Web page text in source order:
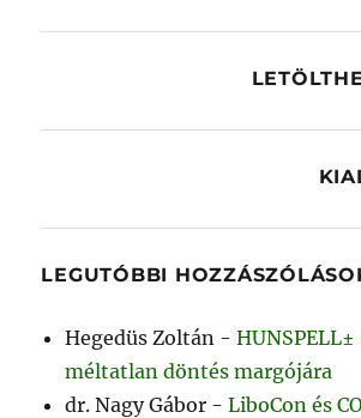
LEGUTÓBBI
Hegedüs Zoltán -
méltatlan döntés margójára
dr. Nagy Gábor -LiboCon és